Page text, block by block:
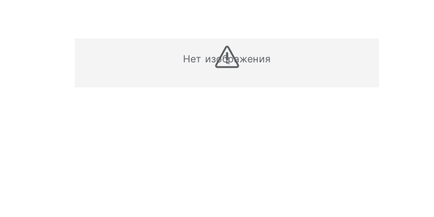
Нет изображения